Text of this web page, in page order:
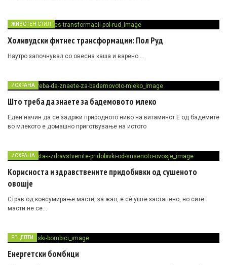
ЖИВОТЕН СТИЛ
Холивудски фитнес трансформации: Пол Руд
Наутро започнувал со овесна каша и варено…
ИСХРАНА
Што треба да знаете за бадемовото млеко
Еден начин да се задржи природното ниво на витаминот Е од бадемите
во млекото е домашно приготвување на истото
ИСХРАНА
Корисноста и здравствените придобивки од сушеното
овошје
Страв од консумирање масти, за жал, е сè уште застапено, но сите
масти не се…
РЕЦЕПТИ
Енергетски бомбици